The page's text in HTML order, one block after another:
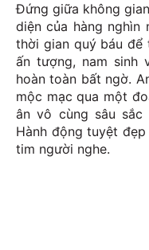
Đứng giữa không
diện của hàng
thời gian quý báu
ấn tượng, nam sinh
hoàn toàn bất ngờ.
mộc mạc qua một
ân vô cùng sâu sắc
Hành động tuyệt
tim người nghe.